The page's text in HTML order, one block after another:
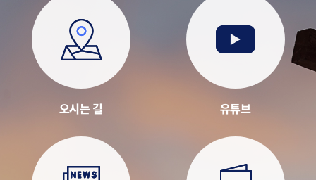
오시는 길 유튜브